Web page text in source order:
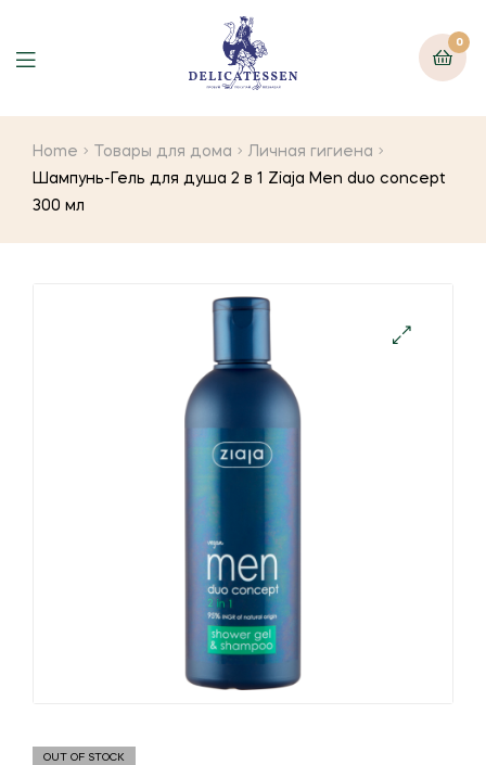
0
Home Товары для дома
Личная гигиена
Шампунь-Гель для душа 2 в 1 Ziaja Men duo concept
300 мл
OUT OF STOCK